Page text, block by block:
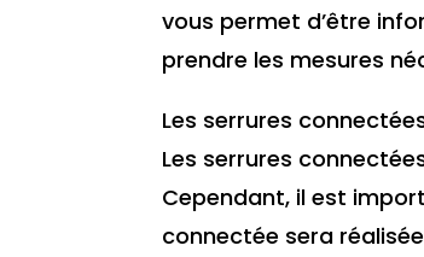
vous permet d’être
prendre les mesures
Les serrures
Les serrures
Cependant, il est
connectée sera